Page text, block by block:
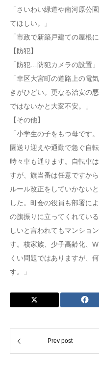
「さいわい緑道や南河原公
てほしい。」
「市政で新築戸建ての屋根
【防犯】
「防犯…防犯カメラの設置」
「幸区大宮町の道路上の電
きがひどい。更なる治安の
ではないかと大変不安。」
【その他】
「小学生の子をもつ母です
園送り迎えや通勤で急ぐ自
時々車も通ります。自転車
すが、旗当番は任意ですか
ルール改正をしていかない
した。町会の役員も部署に
の旗振りに立ってくれてい
しいと言われてもマンショ
す。核家族、少子高齢化、
くい問題ではありますが、
す。」
Prev post